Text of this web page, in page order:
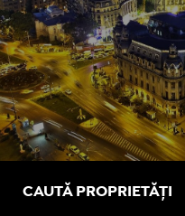
CAUTĂ PROPRIETĂȚI